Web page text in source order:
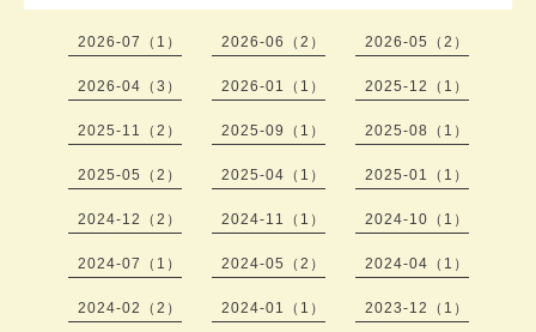
2026-07（1） 2026-06（2） 2026-05（2）
2026-04（3） 2026-01（1） 2025-12（1）
2025-11（2） 2025-09（1） 2025-08（1）
2025-05（2） 2025-04（1） 2025-01（1）
2024-12（2） 2024-11（1） 2024-10（1）
2024-07（1） 2024-05（2） 2024-04（1）
2024-02（2） 2024-01（1） 2023-12（1）